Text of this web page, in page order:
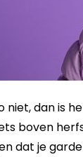
niet, dan is
boven
dat je